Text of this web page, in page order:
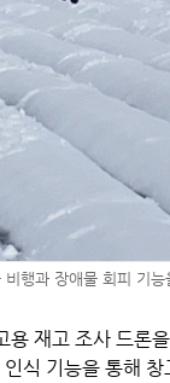
행과 장애물 회피 기
재고 조사 드론
식 기능을 통해